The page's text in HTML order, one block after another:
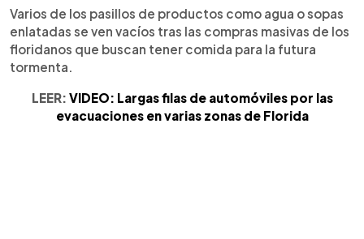
Varios de los pasillos de productos como agua o sopas
enlatadas se ven vacíos tras las compras masivas de los
floridanos que buscan tener comida para la futura
tormenta.
LEER: VIDEO: Largas filas de automóviles por las
evacuaciones en varias zonas de Florida